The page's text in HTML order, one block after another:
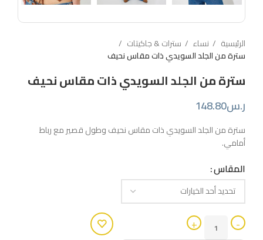
الرئيسية نساء
سترات & جاكيتات
سترة من الجلد السويدي ذات مقاس نحيف
سترة من الجلد السويدي ذات مقاس نحيف
ر.س148.80
سترة من الجلد السويدي ذات مقاس نحيف وطول قصير مع رباط
أمامي.
المقاس